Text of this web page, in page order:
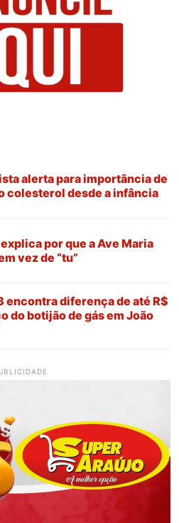
alerta para importância de
colesterol desde a infância
por que a Ave Maria
vez de “tu”
encontra diferença de até R$
do botijão de gás em João